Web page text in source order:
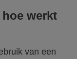
werkt
van een